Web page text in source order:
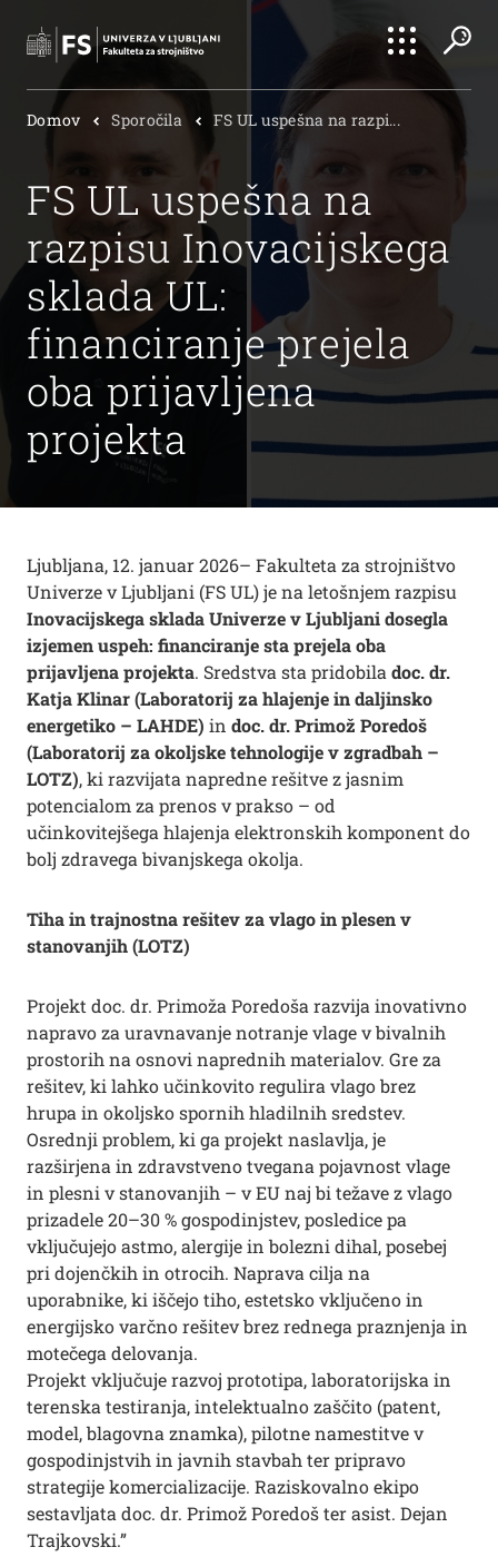
Išči
Domov Sporočila FS UL uspešna na razpi...
FS UL uspešna na
razpisu Inovacijskega
sklada UL:
financiranje prejela
oba prijavljena
projekta
Ljubljana, 12. januar 2026– Fakulteta za strojništvo
Univerze v Ljubljani (FS UL) je na letošnjem razpisu
Inovacijskega sklada Univerze v Ljubljani dosegla
izjemen uspeh: financiranje sta prejela oba
prijavljena projekta. Sredstva sta pridobila doc. dr.
Katja Klinar(Laboratorij za hlajenje in daljinsko
energetiko – LAHDE) in doc. dr. Primož Poredoš
(Laboratorij za okoljske tehnologije v zgradbah –
LOTZ), ki razvijata napredne rešitve z jasnim
potencialom za prenos v prakso – od
učinkovitejšega hlajenja elektronskih komponent do
bolj zdravega bivanjskega okolja.
Tiha in trajnostna rešitev za vlago in plesen v
stanovanjih (LOTZ)
Projekt doc. dr. Primoža Poredoša razvija inovativno
napravo za uravnavanje notranje vlage v bivalnih
prostorih na osnovi naprednih materialov. Gre za
rešitev, ki lahko učinkovito regulira vlago brez
hrupa in okoljsko spornih hladilnih sredstev.
Osrednji problem, ki ga projekt naslavlja, je
razširjena in zdravstveno tvegana pojavnost vlage
in plesni v stanovanjih – v EU naj bi težave z vlago
prizadele 20–30 % gospodinjstev, posledice pa
vključujejo astmo, alergije in bolezni dihal, posebej
pri dojenčkih in otrocih. Naprava cilja na
uporabnike, ki iščejo tiho, estetsko vključeno in
energijsko varčno rešitev brez rednega praznjenja in
motečega delovanja.
Projekt vključuje razvoj prototipa, laboratorijska in
terenska testiranja, intelektualno zaščito (patent,
model, blagovna znamka), pilotne namestitve v
gospodinjstvih in javnih stavbah ter pripravo
strategije komercializacije. Raziskovalno ekipo
sestavljata doc. dr. Primož Poredoš ter asist. Dejan
Trajkovski.”